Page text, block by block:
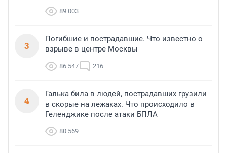
89 003
3
Погибшие и пострадавшие. Что известно о
взрыве в центре Москвы
86 547 216
4
Галька била в людей, пострадавших грузили
в скорые на лежаках. Что происходило в
Геленджике после атаки БПЛА
80 569